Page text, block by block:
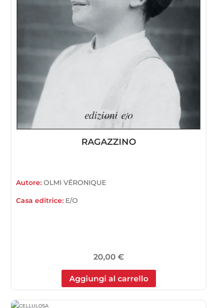
RAGAZZINO
Autore:OLMI VÉRONIQUE
Casa editrice: E/O
20,00 €
Aggiungi al carrello